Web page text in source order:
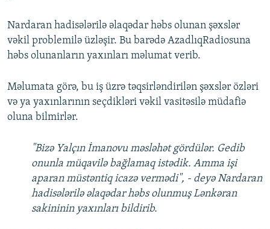
Nardaran hadisələrilə əlaqədar həbs olunan şəxslər
vəkil problemilə üzləşir. Bu barədə AzadlıqRadiosuna
həbs olunanların yaxınları məlumat verib.
Məlumata görə, bu iş üzrə təqsirləndirilən şəxslər özləri
və ya yaxınlarının seçdikləri vəkil vasitəsilə müdafiə
oluna bilmirlər.
"Bizə Yalçın İmanovu məsləhət gördülər. Gedib
onunla müqavilə bağlamaq istədik. Amma işi
aparan müstəntiq icazə vermədi", - deyə Nardaran
hadisələrilə əlaqədar həbs olunmuş Lənkəran
sakininin yaxınları bildirib.